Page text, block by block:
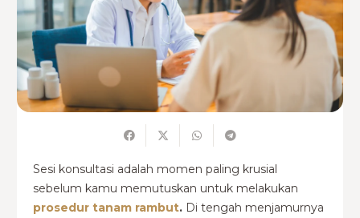
Sesi konsultasi adalah momen paling krusial
sebelum kamu memutuskan untuk melakukan
prosedur tanam rambut. Di tengah menjamurnya